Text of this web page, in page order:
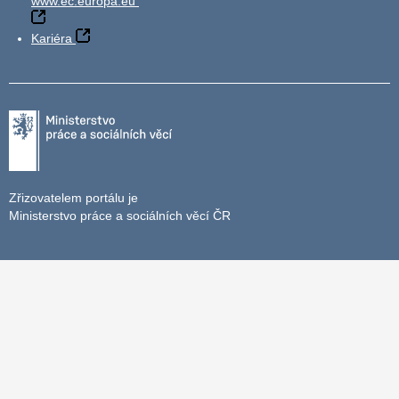
Kariéra
Zřizovatelem portálu je
Ministerstvo práce a sociálních věcí ČR